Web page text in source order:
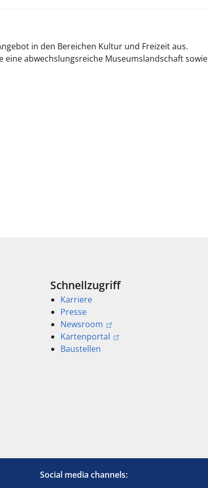
in den Bereichen Kultur und Freizeit aus.
abwechslungsreiche Museumslandschaft sowie
Schnellzugriff
Karriere
Presse
Newsroom
Kartenportal
Baustellen
Social media channels: